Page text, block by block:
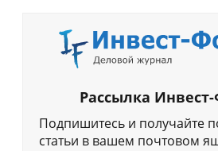
Рассылка
Подпишитесь и получайте
статьи в вашем почтовом